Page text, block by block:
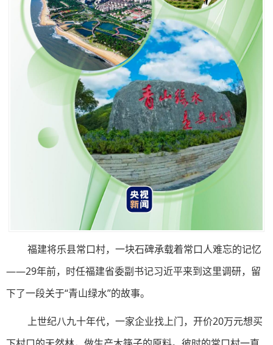
福建将乐县常口村，一块石碑承载着常口人难忘的记忆
——29年前，时任福建省委副书记习近平来到这里调研，留
下了一段关于“青山绿水”的故事。
上世纪八九十年代，一家企业找上门，开价20万元想买